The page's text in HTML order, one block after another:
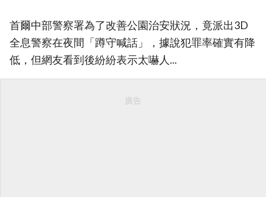
首爾中部警察署為了改善公園治安狀況，竟派出3D
全息警察在夜間「蹲守喊話」，據說犯罪率確實有降
低，但網友看到後紛紛表示太嚇人...
廣告